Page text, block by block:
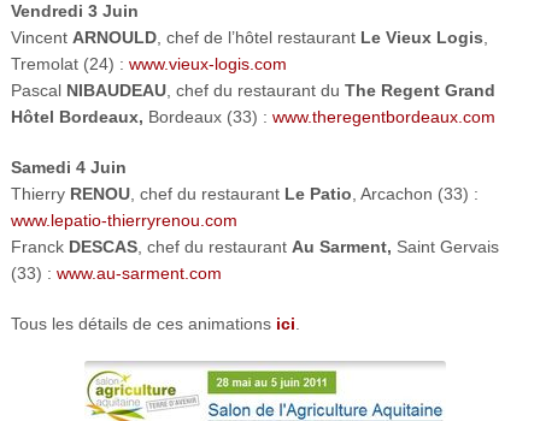
Vendredi 3 Juin
Vincent ARNOULD, chef de l’hôtel restaurant Le Vieux Logis
Tremolat (24) : www.vieux-logis.com
Pascal NIBAUDEAU, chef du restaurant du The Regent Grand
Hôtel Bordeaux, Bordeaux (33) : www.theregentbordeaux.com
Samedi 4 Juin
ThierryRENOU, chef du restaurantLe Patio , Arcachon (33) :
www.lepatio-thierryrenou.com
Franck DESCAS, chef du restaurant Au Sarment, Saint Gervais
(33) : www.au-sarment.com
Tous les détails de ces animations ici